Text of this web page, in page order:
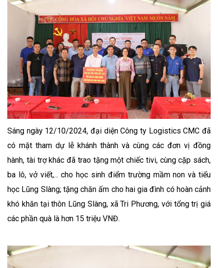
Sáng ngày 12/10/2024, đại diện Công ty Logistics CMC đã
có mặt tham dự lễ khánh thành và cùng các đơn vị đồng
hành, tài trợ khác đã trao tặng một chiếc tivi, cùng cặp sách,
ba lô, vở viết,... cho học sinh điểm trường mầm non và tiểu
học Lũng Slàng; tặng chăn ấm cho hai gia đình có hoàn cảnh
khó khăn tại thôn Lũng Slàng, xã Tri Phương, với tổng trị giá
các phần quà là hơn 15 triệu VNĐ.